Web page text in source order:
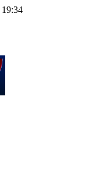
19:34